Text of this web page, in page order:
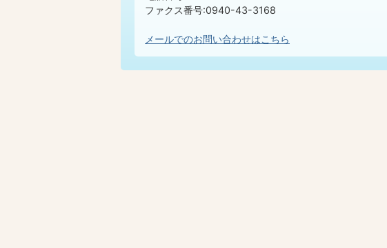
ファクス番号:0940-43-3168
メールでのお問い合わせはこちら